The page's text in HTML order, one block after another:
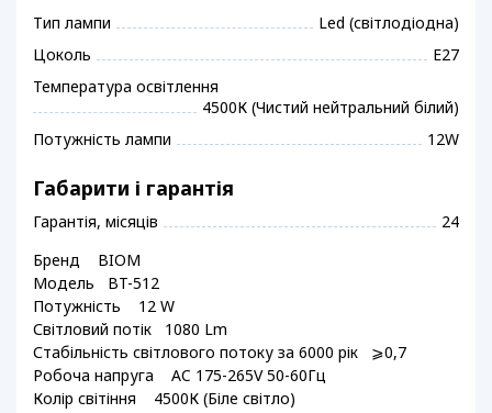
Тип лампи
Led (світлодіодна)
Цоколь
E27
Температура освітлення
4500К (Чистий нейтральний білий)
Потужність лампи
12W
Габарити і гарантія
Гарантія, місяців
24
Бренд BIOM
Модель BT-512
Потужність 12 W
Світловий потік 1080 Lm
Стабільність світлового потоку за 6000 рік ⩾0,7
Робоча напруга AC 175-265V 50-60Гц
Колір світіння 4500К (Біле світло)